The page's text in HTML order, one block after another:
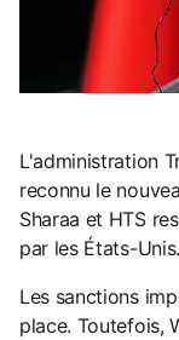
L'administration
reconnu le
Sharaa et HTS
par les États-Unis.
Les sanctions
place. Toutefois,